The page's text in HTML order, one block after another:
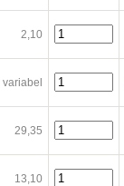
2,10
variabel
29,35
13,10